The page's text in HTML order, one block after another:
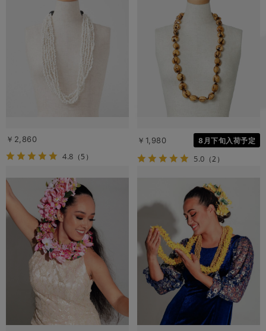
￥2,860
4.8 （5）
￥1,980 8月下旬入荷予定
5.0 （2）